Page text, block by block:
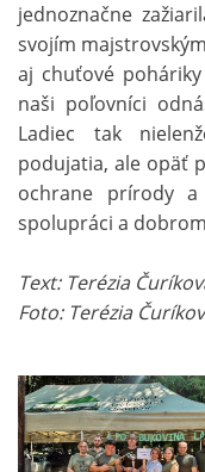
jednoznačne
svojím
aj chuťové
naši poľovníci
Ladiec tak
podujatia, ale opäť
ochrane prírody
spolupráci a
Text: Terézia
Foto: Terézia